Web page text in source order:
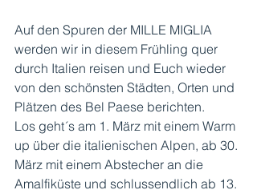
Auf den Spuren der MILLE MIGLIA
werden wir in diesem Frühling quer
durch Italien reisen und Euch wieder
von den schönsten Städten, Orten und
Plätzen des Bel Paese berichten.
Los geht´s am 1. März mit einem Warm
up über die italienischen Alpen, ab 30.
März mit einem Abstecher an die
Amalfiküste und schlussendlich ab 13.